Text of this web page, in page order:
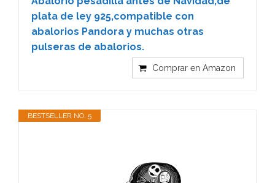
plata de ley 925,compatible con
abalorios Pandora y muchas otras
pulseras de abalorios.
Comprar en Amazon
BESTSELLER NO. 5